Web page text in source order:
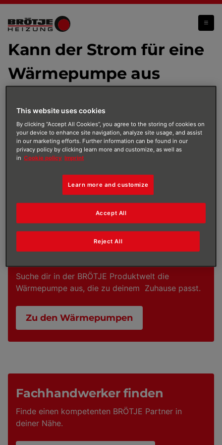
Kann der Strom für eine Wärmepumpe aus erneuerbaren Energien kommen?
Kann der Strom für eine
Wärmepumpe aus
kommen?
Ja, du kannst den Strom für deine Wärmepumpe aus
erneuerbarer Energie gewinnen. Die gängigste
Möglichkeit dazu ist eine Kombination mit einer
Photovoltaikanlage, die sogenannten „grünen Strom“
Wärmepumpe betreiben, was die CO
Wärmepumpe weiter verbessert.
Suche dir in der BRÖTJE Produktwelt die
Wärmepumpe aus, die zu deinem Zuhause passt.
Zu den Wärmepumpen
Fachhandwerker finden
Finde einen kompetenten BRÖTJE Partner in
deiner Nähe.
This website uses cookies
By clicking “Accept All Cookies”, you agree to the storing of cookies on
your device to enhance site navigation, analyze site usage, and assist
in our marketing efforts. Further information can be found in our
privacy policy by clicking learn more and customize, as well as
in Cookie policy Imprint
Learn more and customize
Reject All
Accept All